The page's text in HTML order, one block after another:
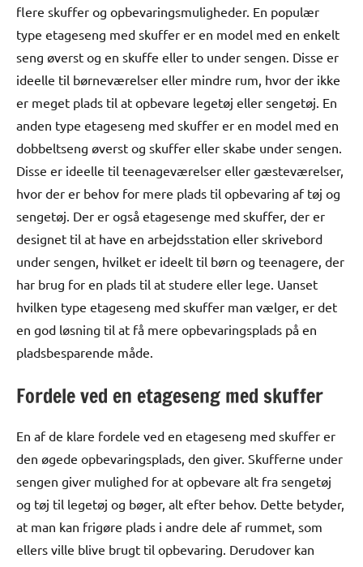
flere skuffer og opbevaringsmuligheder. En populær
type etageseng med skuffer er en model med en enkelt
seng øverst og en skuffe eller to under sengen. Disse er
ideelle til børneværelser eller mindre rum, hvor der ikke
er meget plads til at opbevare legetøj eller sengetøj. En
anden type etageseng med skuffer er en model med en
dobbeltseng øverst og skuffer eller skabe under sengen.
Disse er ideelle til teenageværelser eller gæsteværelser,
hvor der er behov for mere plads til opbevaring af tøj og
sengetøj. Der er også etagesenge med skuffer, der er
designet til at have en arbejdsstation eller skrivebord
under sengen, hvilket er ideelt til børn og teenagere, der
har brug for en plads til at studere eller lege. Uanset
hvilken type etageseng med skuffer man vælger, er det
en god løsning til at få mere opbevaringsplads på en
pladsbesparende måde.
Fordele ved en etageseng med skuffer
En af de klare fordele ved en etageseng med skuffer er
den øgede opbevaringsplads, den giver. Skufferne under
sengen giver mulighed for at opbevare alt fra sengetøj
og tøj til legetøj og bøger, alt efter behov. Dette betyder,
at man kan frigøre plads i andre dele af rummet, som
ellers ville blive brugt til opbevaring. Derudover kan